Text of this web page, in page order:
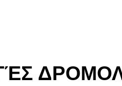
της Καβάλας θα